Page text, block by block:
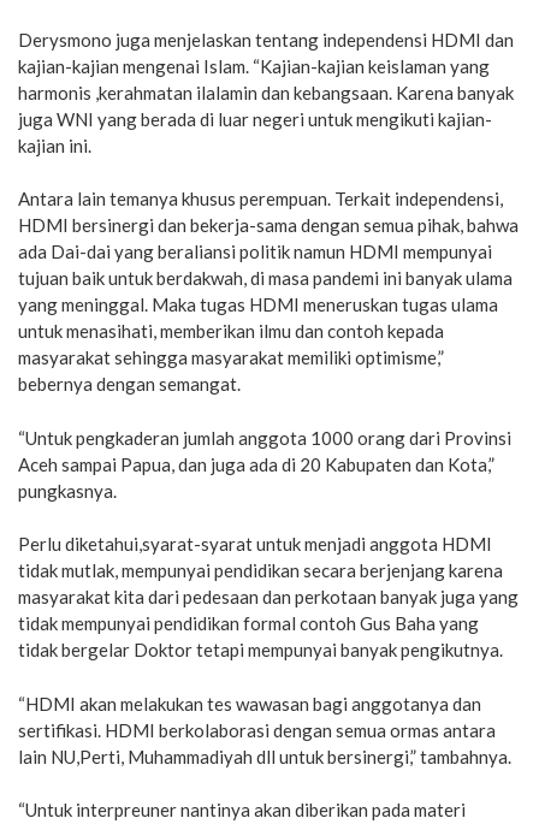
Derysmono juga menjelaskan tentang independensi HDMI dan
kajian-kajian mengenai Islam. “Kajian-kajian keislaman yang
harmonis ,kerahmatan ilalamin dan kebangsaan. Karena banyak
juga WNI yang berada di luar negeri untuk mengikuti kajian-
kajian ini.
Antara lain temanya khusus perempuan. Terkait independensi,
HDMI bersinergi dan bekerja-sama dengan semua pihak, bahwa
ada Dai-dai yang beraliansi politik namun HDMI mempunyai
tujuan baik untuk berdakwah, di masa pandemi ini banyak ulama
yang meninggal. Maka tugas HDMI meneruskan tugas ulama
untuk menasihati, memberikan ilmu dan contoh kepada
masyarakat sehingga masyarakat memiliki optimisme,”
bebernya dengan semangat.
“Untuk pengkaderan jumlah anggota 1000 orang dari Provinsi
Aceh sampai Papua, dan juga ada di 20 Kabupaten dan Kota,”
pungkasnya.
Perlu diketahui,syarat-syarat untuk menjadi anggota HDMI
tidak mutlak, mempunyai pendidikan secara berjenjang karena
masyarakat kita dari pedesaan dan perkotaan banyak juga yang
tidak mempunyai pendidikan formal contoh Gus Baha yang
tidak bergelar Doktor tetapi mempunyai banyak pengikutnya.
“HDMI akan melakukan tes wawasan bagi anggotanya dan
sertifikasi. HDMI berkolaborasi dengan semua ormas antara
lain NU,Perti, Muhammadiyah dll untuk bersinergi,” tambahnya.
“Untuk interpreuner nantinya akan diberikan pada materi